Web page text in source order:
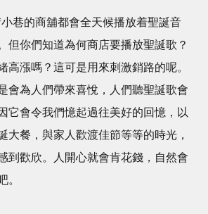
巷的商舖都會全天候播放着聖誕音
但你們知道為何商店要播放聖誕歌？
高漲嗎？這可是用來刺激銷路的呢。
會為人們帶來喜悅，人們聽聖誕歌會
它會令我們憶起過往美好的回憶，以
大餐，與家人歡渡佳節等等的時光，
到歡欣。人開心就會肯花錢，自然會
。